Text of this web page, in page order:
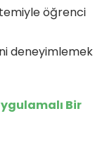
öğrenci
deneyimlemek
Bir